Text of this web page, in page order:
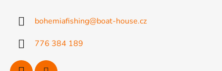
bohemiafishing@boat-house.cz
776 384 189